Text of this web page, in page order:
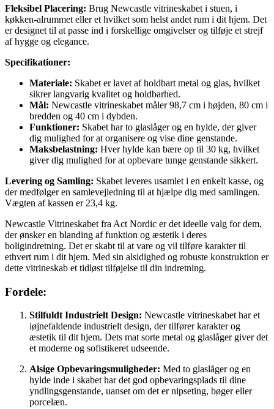
Fleksibel Placering: Brug Newcastle vitrineskabet i stuen, i
køkken-alrummet eller et hvilket som helst andet rum i dit hjem. Det
er designet til at passe ind i forskellige omgivelser og tilføje et strejf
af hygge og elegance.
Specifikationer:
Materiale: Skabet er lavet af holdbart metal og glas, hvilket
sikrer langvarig kvalitet og holdbarhed.
Mål: Newcastle vitrineskabet måler 98,7 cm i højden, 80 cm i
bredden og 40 cm i dybden.
Funktioner: Skabet har to glaslåger og en hylde, der giver
dig mulighed for at organisere og vise dine genstande.
Maksbelastning: Hver hylde kan bære op til 30 kg, hvilket
giver dig mulighed for at opbevare tunge genstande sikkert.
Levering og Samling: Skabet leveres usamlet i en enkelt kasse, og
der medfølger en samlevejledning til at hjælpe dig med samlingen.
Vægten af kassen er 23,4 kg.
Newcastle Vitrineskabet fra Act Nordic er det ideelle valg for dem,
der ønsker en blanding af funktion og æstetik i deres
boligindretning. Det er skabt til at vare og vil tilføre karakter til
ethvert rum i dit hjem. Med sin alsidighed og robuste konstruktion er
dette vitrineskab et tidløst tilføjelse til din indretning.
Fordele:
Stilfuldt Industrielt Design: Newcastle vitrineskabet har et
iøjnefaldende industrielt design, der tilfører karakter og
æstetik til dit hjem. Dets mat sorte metal og glaslåger giver det
et moderne og sofistikeret udseende.
Alsige Opbevaringsmuligheder: Med to glaslåger og en
hylde inde i skabet har det god opbevaringsplads til dine
yndlingsgenstande, uanset om det er nipseting, bøger eller
porcelæn.